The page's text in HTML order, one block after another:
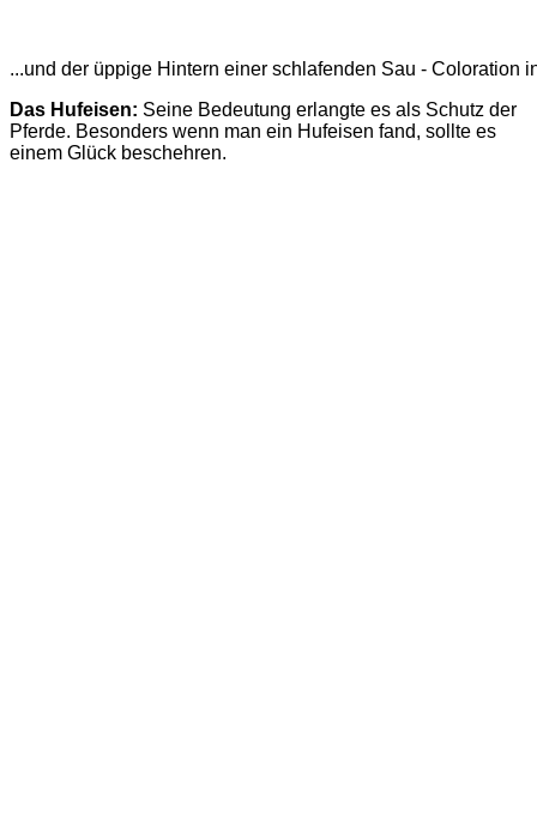
...und der üppige Hintern einer schlafenden Sau - Coloration
Das Hufeisen: Seine Bedeutung erlangte es als Schutz der
Pferde. Besonders wenn man ein Hufeisen fand, sollte es
einem Glück beschehren.